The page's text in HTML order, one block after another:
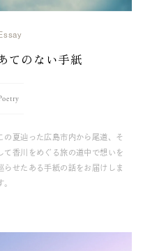
てのない手紙
の夏辿った広島市内から尾道、そ
して香川をめぐる旅の道中で想いを
らせたある手紙の話をお届けしま
。